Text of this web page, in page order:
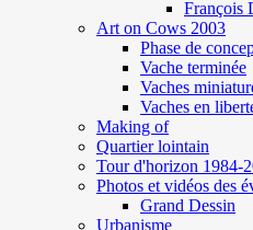
François
Art on Cows 2003
Phase de
Vache terminée
Vaches
Vaches en
Making of
Quartier lointain
Tour d'horizon 1984-
Photos et vidéos des
Grand Dessin
Urbanisme